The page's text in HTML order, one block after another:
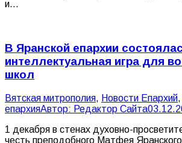
и…
В Яранской епархии
интеллектуальная игра для
школ
Вятская митрополия, Новости Епархий,
епархияАвтор: Редактор Сайта
1 декабря в стенах духовно-
честь преподобного Матфея